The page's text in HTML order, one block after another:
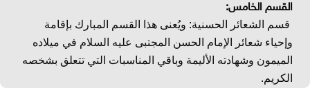
القسم الخامس:
قسم الشعائر الحسنية: ويُعنى هذا القسم المبارك بإقامة
وإحياء شعائر الإمام الحسن المجتبى عليه السلام في ميلاده
الميمون وشهادته الأليمة وباقي المناسبات التي تتعلق بشخصه
الكريم.